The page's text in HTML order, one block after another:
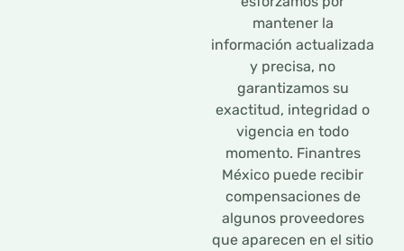
mantener la
información actualizada
y precisa, no
garantizamos su
exactitud, integridad o
vigencia en todo
momento. Finantres
México puede recibir
compensaciones de
algunos proveedores
que aparecen en el sitio